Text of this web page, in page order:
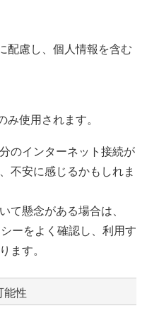
配慮し、個人情報を含む
み使用されます。
のインターネット接続が
不安に感じるかもしれま
て懸念がある場合は、
ーをよく確認し、利用す
ます。
能性